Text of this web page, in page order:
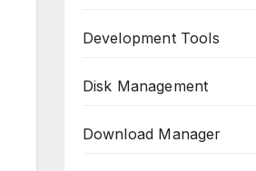
Development Tools
Disk Management
Download Manager